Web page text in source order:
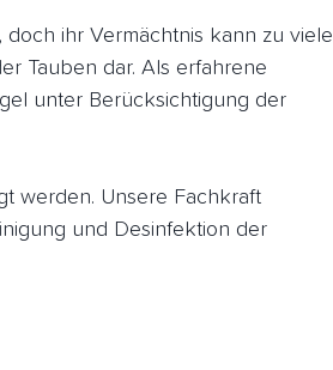
ihr Vermächtnis kann zu viele
Tauben dar. Als erfahrene
unter Berücksichtigung der
werden. Unsere Fachkraft
und Desinfektion der